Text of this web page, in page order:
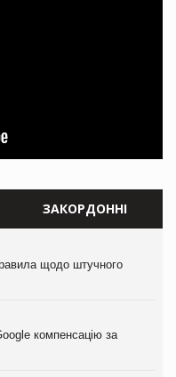
ЗАКОРДОННІ
щодо штучного
компенсацію за
мережу магазинів
компанія
із наймасштабніших
щодо штучного
компенсацію за